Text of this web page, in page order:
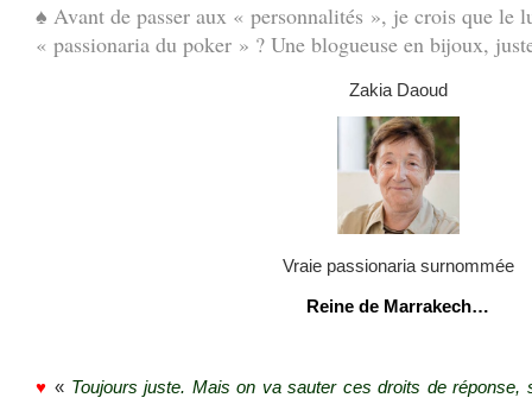
♠ Avant de passer aux « personnalités », je crois que le
« passionaria du poker » ? Une blogueuse en bijoux,
Zakia Daoud
Vraie passionaria surnommée
Reine de Marrakech…
♥ « Toujours juste. Mais on va sauter ces droits de réponse,